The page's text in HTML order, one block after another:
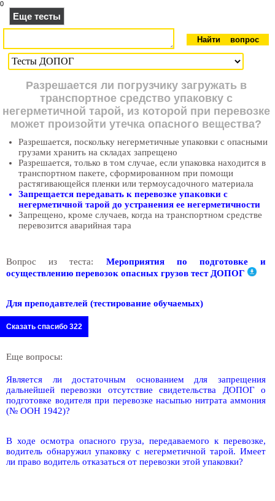
0
Еще тесты
Разрешается ли погрузчику загружать в
транспортное средство упаковку с
негерметичной тарой, из которой при перевозке
может произойти утечка опасного вещества?
Разрешается, поскольку негерметичные упаковки с опасными
грузами хранить на складах запрещено
Разрешается, только в том случае, если упаковка находится в
транспортном пакете, сформированном при помощи
растягивающейся пленки или термоусадочного материала
Запрещается передавать к перевозке упаковки с
негерметичной тарой до устранения ее негерметичности
Запрещено, кроме случаев, когда на транспортном средстве
перевозится аварийная тара
Вопрос из теста: Мероприятия по подготовке и
осуществлению перевозок опасных грузов тест ДОПОГ
Для преподавтелей (тестирование обучаемых)
Сказать спасибо 322
Еще вопросы:
Является ли достаточным основанием для запрещения
дальнейшей перевозки отсутствие свидетельства ДОПОГ о
подготовке водителя при перевозке насыпью нитрата аммония
(№ ООН 1942)?
В ходе осмотра опасного груза, передаваемого к перевозке,
водитель обнаружил упаковку с негерметичной тарой. Имеет
ли право водитель отказаться от перевозки этой упаковки?